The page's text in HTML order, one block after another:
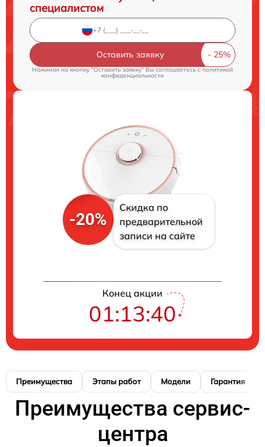
специалистом
Оставить заявку
Нажимая на кнопку "Оставить заявку" Вы соглашаетесь cполитикой
конфиденциальности
-20%
Скидка по
предварительной
записи на сайте
Конец акции
01:13:39
Преимущества Этапы работ Модели Гарантия
Преимущества сервис-
центра